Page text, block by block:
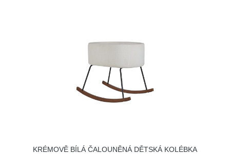
KRÉMOVĚ BÍLÁ ČALOUNĚNÁ DĚTSKÁ KOLÉBKA